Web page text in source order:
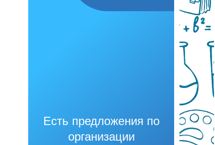
Есть предложения по
организации